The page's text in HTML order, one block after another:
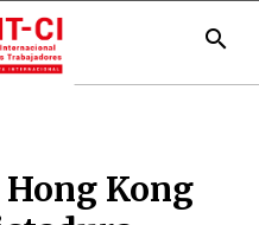
search
Kong